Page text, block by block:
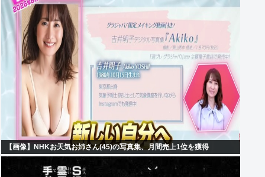
【画像】NHKお天気お姉さん(45)の写真集、月間売上1位を獲得